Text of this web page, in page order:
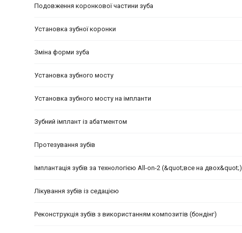
Подовження коронкової частини зуба
Установка зубної коронки
Зміна форми зуба
Установка зубного мосту
Установка зубного мосту на імпланти
Зубний імплант із абатментом
Протезування зубів
Імплантація зубів за технологією All-on-2 (&quot;все на двох&quot;)
Лікування зубів із седацією
Реконструкція зубів з використанням композитів (бондінг)